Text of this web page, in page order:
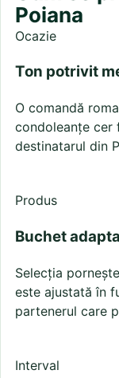
Poiana
Ocazie
Ton potrivit
O comandă
condoleanțe cer
destinatarul din
Produs
Buchet
Selecția
este ajustată în
partenerul care
Interval